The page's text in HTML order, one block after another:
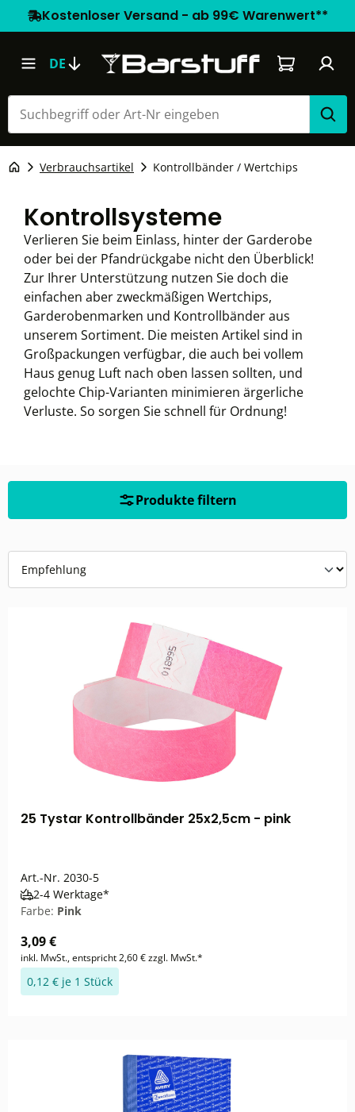
Kostenloser Versand - ab 99€ Warenwert**
DE Warenkorb
Verbrauchsartikel Kontrollbänder / Wertchips
Kontrollsysteme
Verlieren Sie beim Einlass, hinter der Garderobe
oder bei der Pfandrückgabe nicht den Überblick!
Zur Ihrer Unterstützung nutzen Sie doch die
einfachen aber zweckmäßigen Wertchips,
Garderobenmarken und Kontrollbänder aus
unserem Sortiment. Die meisten Artikel sind in
Großpackungen verfügbar, die auch bei vollem
Haus genug Luft nach oben lassen sollten, und
gelochte Chip-Varianten minimieren ärgerliche
Verluste. So sorgen Sie schnell für Ordnung!
Produkte filtern
25 Tystar Kontrollbänder 25x2,5cm - pink
Art.-Nr. 2030-5
2-4 Werktage*
Farbe: Pink
3,09 €
inkl. MwSt., entspricht 2,60 € zzgl. MwSt.*
0,12 € je 1 Stück